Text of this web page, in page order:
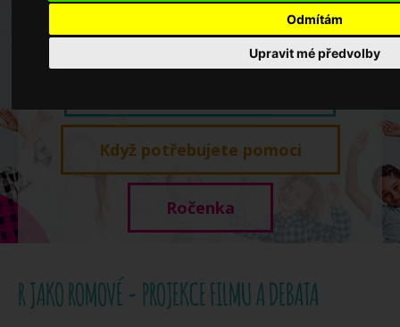
Odmítám
Upravit mé předvolby
Koncepce školství
Když potřebujete pomoci
Ročenka
R JAKO ROMOVÉ - PROJEKCE FILMU A DEBATA